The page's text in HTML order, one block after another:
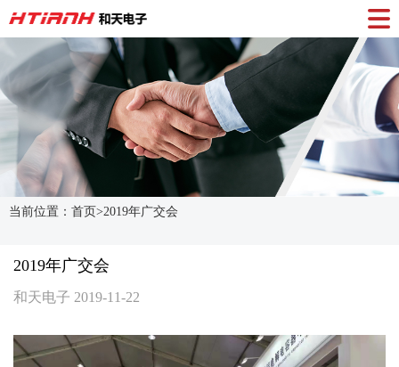
当前位置：首页>2019年广交会
2019年广交会
和天电子 2019-11-22